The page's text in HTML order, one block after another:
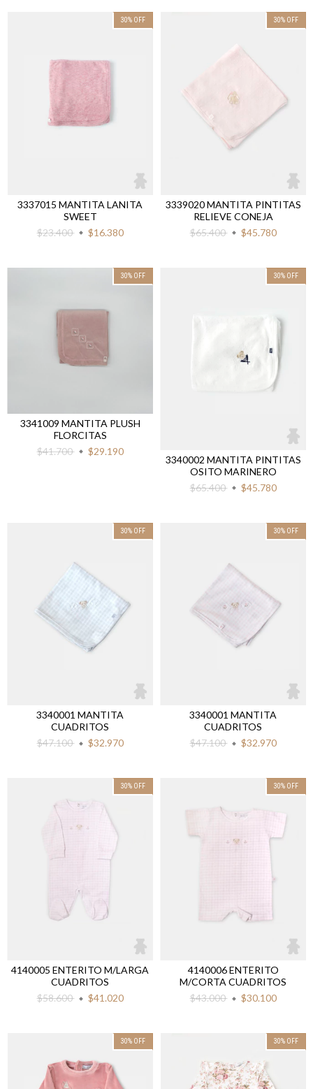
30% OFF
3337015 MANTITA LANITA
SWEET
$23.400
$16.380
30% OFF
3339020 MANTITA PINTITAS
RELIEVE CONEJA
$65.400
$45.780
30% OFF
3341009 MANTITA PLUSH
FLORCITAS
$41.700
$29.190
30% OFF
3340002 MANTITA PINTITAS
OSITO MARINERO
$65.400
$45.780
30% OFF
3340001 MANTITA
CUADRITOS
$47.100
$32.970
30% OFF
3340001 MANTITA
CUADRITOS
$47.100
$32.970
30% OFF
4140005 ENTERITO M/LARGA
CUADRITOS
$58.600
$41.020
30% OFF
4140006 ENTERITO
M/CORTA CUADRITOS
$43.000
$30.100
30% OFF 30% OFF